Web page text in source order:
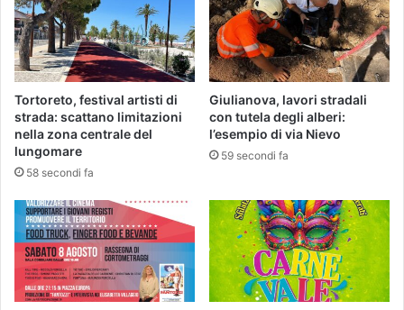
Tortoreto, festival artisti di
strada: scattano limitazioni
nella zona centrale del
lungomare
58 secondi fa
Giulianova, lavori stradali
con tutela degli alberi:
l’esempio di via Nievo
59 secondi fa